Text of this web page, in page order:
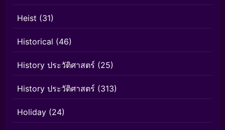
Heist (31)
Historical (46)
History ประวัติศาสตร์ (25)
History ประวัติศาสตร์ (313)
Holiday (24)